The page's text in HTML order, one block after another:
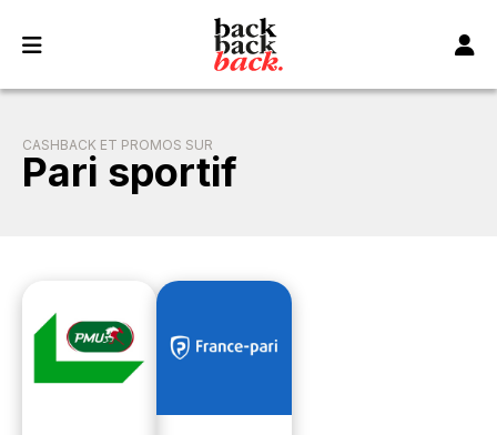
CASHBACK ET PROMOS SUR
Pari sportif